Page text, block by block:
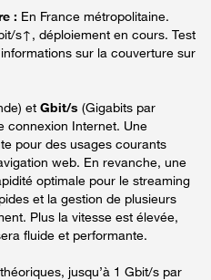
: En France métropolitaine.
s↑, déploiement en cours. Test
sur la couverture sur
et Gbit/s (Gigabits par
connexion Internet. Une
pour des usages courants
web. En revanche, une
optimale pour le streaming
et la gestion de plusieurs
Plus la vitesse est élevée,
fluide et performante.
jusqu’à 1 Gbit/s par